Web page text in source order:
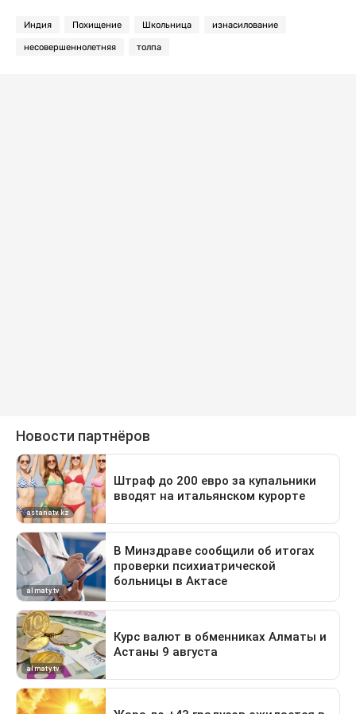
Индия Похищение Школьница изнасилование
несовершеннолетняя толпа